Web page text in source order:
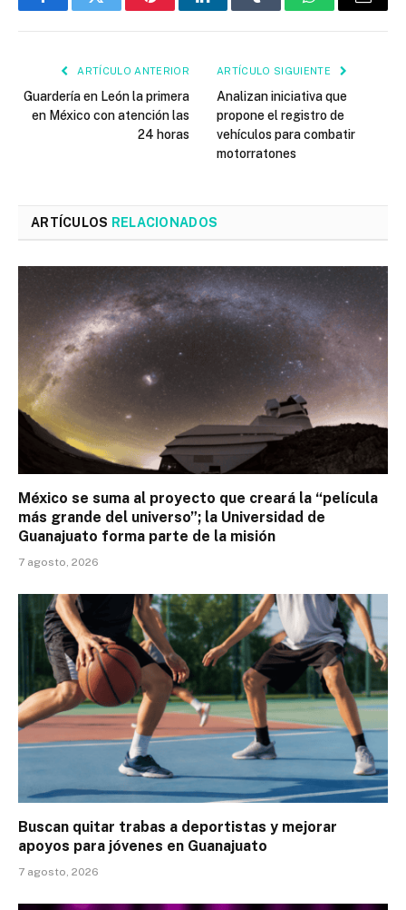
FacebookTwitter PinterestLinkedInTumblr WhatsAppEmail
ARTÍCULO ANTERIOR
Guardería en León la primera
en México con atención las
24 horas
ARTÍCULO SIGUIENTE
Analizan iniciativa que
propone el registro de
vehículos para combatir
motorratones
ARTÍCULOS RELACIONADOS
México se suma al proyecto que creará la “película
más grande del universo”; la Universidad de
Guanajuato forma parte de la misión
7 agosto, 2026
Buscan quitar trabas a deportistas y mejorar
apoyos para jóvenes en Guanajuato
7 agosto, 2026